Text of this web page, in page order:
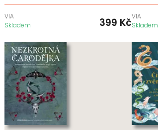
VIA
Skladem
399 KčVIA
Skladem